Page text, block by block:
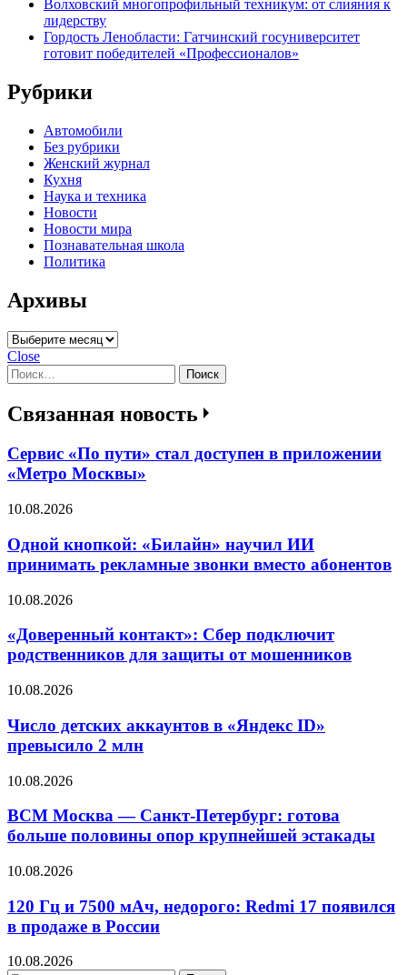
Волховский многопрофильный техникум: от слияния к
лидерству
Гордость Ленобласти: Гатчинский госуниверситет
готовит победителей «Профессионалов»
Рубрики
Автомобили
Без рубрики
Женский журнал
Кухня
Наука и техника
Новости
Новости мира
Познавательная школа
Политика
Архивы
Архивы
Close
Найти:
Связанная новость
Сервис «По пути» стал доступен в приложении
«Метро Москвы»
10.08.2026
Одной кнопкой: «Билайн» научил ИИ
принимать рекламные звонки вместо абонентов
10.08.2026
«Доверенный контакт»: Сбер подключит
родственников для защиты от мошенников
10.08.2026
Число детских аккаунтов в «Яндекс ID»
превысило 2 млн
10.08.2026
ВСМ Москва — Санкт-Петербург: готова
больше половины опор крупнейшей эстакады
10.08.2026
120 Гц и 7500 мАч, недорого: Redmi 17 появился
в продаже в России
10.08.2026